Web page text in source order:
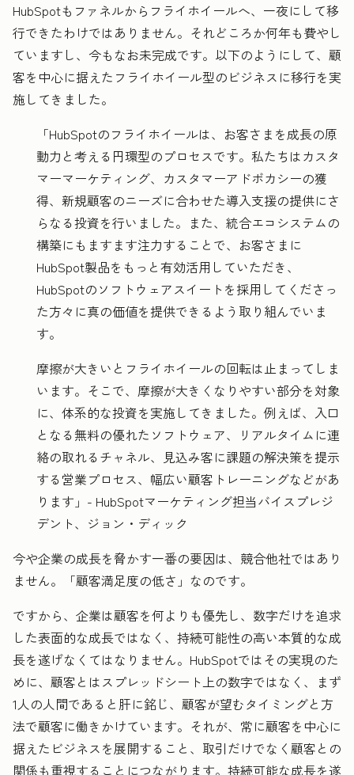
HubSpotもファネルからフライホイールへ、一夜にして移
行できたわけではありません。それどころか何年も費やし
ていますし、今もなお未完成です。以下のようにして、顧
客を中心に据えたフライホイール型のビジネスに移行を実
施してきました。
「HubSpotのフライホイールは、お客さまを成長の原
動力と考える円環型のプロセスです。私たちはカスタ
マーマーケティング、カスタマーアドボカシーの獲
得、新規顧客のニーズに合わせた導入支援の提供にさ
らなる投資を行いました。また、統合エコシステムの
構築にもますます注力することで、お客さまに
HubSpot製品をもっと有効活用していただき、
HubSpotのソフトウェアスイートを採用してくださっ
た方々に真の価値を提供できるよう取り組んでいま
す。
摩擦が大きいとフライホイールの回転は止まってしま
います。そこで、摩擦が大きくなりやすい部分を対象
に、体系的な投資を実施してきました。例えば、入口
となる無料の優れたソフトウェア、リアルタイムに連
絡の取れるチャネル、見込み客に課題の解決策を提示
する営業プロセス、幅広い顧客トレーニングなどがあ
ります」- HubSpotマーケティング担当バイスプレジ
デント、ジョン・ディック
今や企業の成長を脅かす一番の要因は、競合他社ではあり
ません。「顧客満足度の低さ」なのです。
ですから、企業は顧客を何よりも優先し、数字だけを追求
した表面的な成長ではなく、持続可能性の高い本質的な成
長を遂げなくてはなりません。HubSpotではその実現のた
めに、顧客とはスプレッドシート上の数字ではなく、まず
1人の人間であると肝に銘じ、顧客が望むタイミングと方
法で顧客に働きかけています。 それが、常に顧客を中心に
据えたビジネスを展開すること、取引だけでなく顧客との
関係も重視することにつながります。持続可能な成長を遂